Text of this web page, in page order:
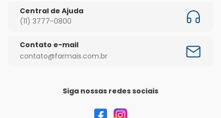
Central de Ajuda
(11) 3777-0800
Contato e-mail
contato@farmais.com.br
Siga nossas redes sociais